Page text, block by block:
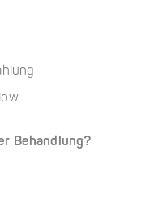
Behandlung?